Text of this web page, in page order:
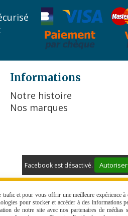
Informations
Notre histoire
Nos marques
Facebook est désactivé. Autoriser
et pour vous offrir une meilleure expérience à
pour stocker et accéder à des informations
de notre site avec nos partenaires de médias